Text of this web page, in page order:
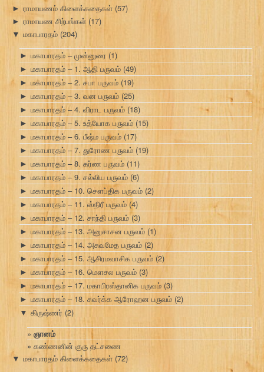
► ராமாயணம் கிளைக்கதைகள் (57)
► ராமாயண சிற்பங்கள் (17)
▼ மகாபாரதம் (204)
► மகாபாரதம் – முன்னுரை (1)
► மகாபாரதம் – 1. ஆதி பருவம் (49)
► மகாபாரதம் – 2. சபா பருவம் (19)
► மகாபாரதம் – 3. வன பருவம் (25)
► மகாபாரதம் – 4. விராட பருவம் (18)
► மகாபாரதம் – 5. உத்யோக பருவம் (15)
► மகாபாரதம் – 6. பீஷ்ம பருவம்(17)
► மகாபாரதம் – 7. துரோண பருவம் (19)
► மகாபாரதம் – 8. கர்ண பருவம் (11)
► மகாபாரதம் – 9. சல்லிய பருவம் (6)
► மகாபாரதம் – 10. சௌப்திக பருவம் (2)
► மகாபாரதம் – 11. ஸ்திரீ பருவம் (4)
► மகாபாரதம் – 12. சாந்தி பருவம்(3)
► மகாபாரதம் – 13. அனுசாசன பருவம் (1)
► மகாபாரதம் – 14. அசுவமேத பருவம் (2)
► மகாபாரதம் – 15. ஆசிரமவாசிக பருவம் (2)
► மகாபாரதம் – 16. மௌசல பருவம் (3)
► மகாபாரதம் – 17. மகாபிரஸ்தானிக பருவம் (3)
► மகாபாரதம் – 18. சுவர்க்க ஆரோஹன பருவம் (2)
▼ கிருஷ்ணர் (2)
ஞானம்
கண்ணனின் குரு தட்சணை
▼ மகாபாரதம் கிளைக்கதைகள் (72)